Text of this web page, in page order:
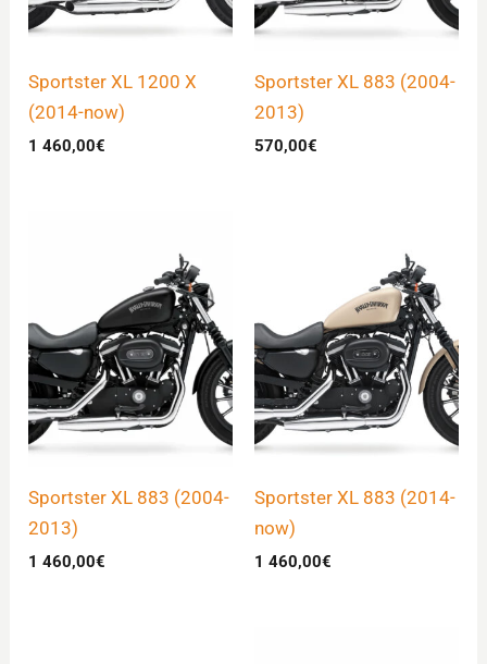
Sportster XL 1200 X
(2014-now)
1 460,00€
Sportster XL 883 (2004-
2013)
570,00€
Sportster XL 883 (2004-
2013)
1 460,00€
Sportster XL 883 (2014-
now)
1 460,00€